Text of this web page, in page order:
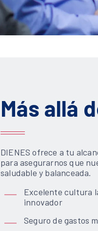
Más allá
DIENES ofrece a tu
para asegurarnos que
saludable y balanceada.
Excelente cultura
innovador
Seguro de gastos